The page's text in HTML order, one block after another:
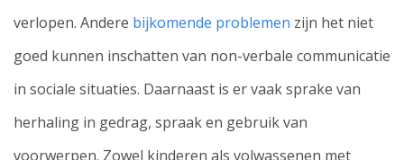
verlopen. Andere bijkomende problemen zijn het niet
goed kunnen inschatten van non-verbale communicatie
in sociale situaties. Daarnaast is er vaak sprake van
herhaling in gedrag, spraak en gebruik van
voorwerpen. Zowel kinderen als volwassenen met